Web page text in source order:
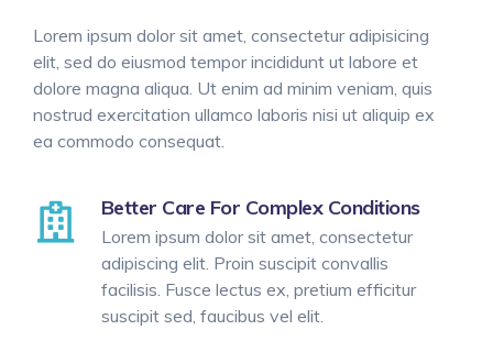
Lorem ipsum dolor sit amet, consectetur adipisicing
elit, sed do eiusmod tempor incididunt ut labore et
dolore magna aliqua. Ut enim ad minim veniam, quis
nostrud exercitation ullamco laboris nisi ut aliquip ex
ea commodo consequat.
Better Care For Complex Conditions
Lorem ipsum dolor sit amet, consectetur
adipiscing elit. Proin suscipit convallis
facilisis. Fusce lectus ex, pretium efficitur
suscipit sed, faucibus vel elit.